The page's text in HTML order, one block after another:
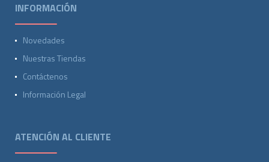
INFORMACIÓN
Novedades
Nuestras Tiendas
Contáctenos
Información Legal
ATENCIÓN AL CLIENTE